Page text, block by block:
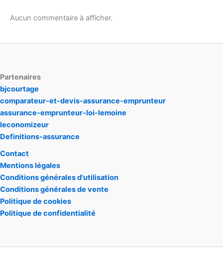
Aucun commentaire à afficher.
Partenaires
bjcourtage
comparateur-et-devis-assurance-emprunteur
assurance-emprunteur-loi-lemoine
leconomizeur
Definitions-assurance
Contact
Mentions légales
Conditions générales d'utilisation
Conditions générales de vente
Politique de cookies
Politique de confidentialité